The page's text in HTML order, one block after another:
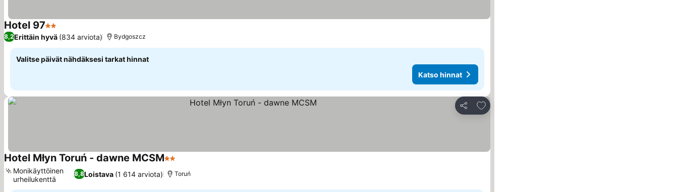
Hotel 972 Tähtiluokitus
8,2Erittäin hyvä (834 arviota) Bydgoszcz
Valitse päivät nähdäksesi tarkat hinnat
Katso hinnat
Jaa
Lisää suosikkeihin
Hotel Młyn Toruń - dawne MCSM2 Tähtiluokitus
8,8Loistava (1 614 arviota)
Monikäyttöinen
urheilukenttä
Toruń